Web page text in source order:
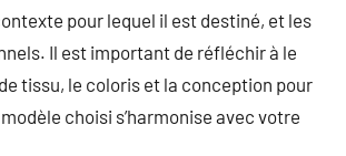
pour lequel il est destiné, et les
Il est important de réfléchir à le
tissu, le coloris et la conception pour
modèle choisi s’harmonise avec votre